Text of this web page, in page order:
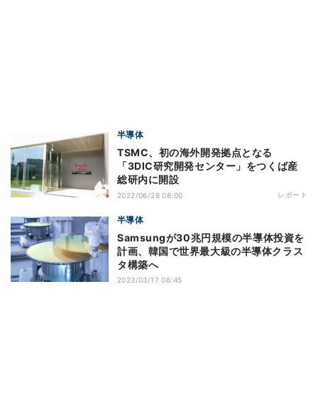
半導体
TSMC、初の海外開発拠点となる
「3DIC研究開発センター」をつくば産
総研内に開設
2022/06/28 08:00 レポート
半導体
Samsungが30兆円規模の半導体投資を
計画、韓国で世界最大級の半導体クラス
タ構築へ
2023/03/17 06:45